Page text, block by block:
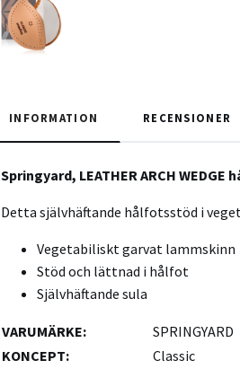
INFORMATION RECENSIONER
Springyard, LEATHER ARCH
Detta självhäftande hålfotsstöd i
Vegetabiliskt garvat lammskinn
Stöd och lättnad i hålfot
Självhäftande sula
VARUMÄRKE:
SPRINGYARD
KONCEPT:
Classic